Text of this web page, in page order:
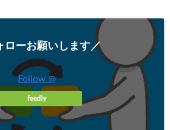
ローお願いします／
Follow @
feedly